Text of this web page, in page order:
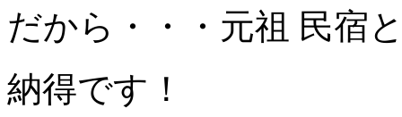
だから・・・元祖 民宿
納得です！